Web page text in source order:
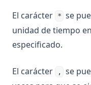
El carácter * se
unidad de tiempo
especificado.
El carácter ,
se